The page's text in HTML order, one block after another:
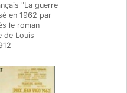
"La guerre
en 1962 par
le roman
de Louis